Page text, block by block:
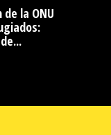
de la ONU